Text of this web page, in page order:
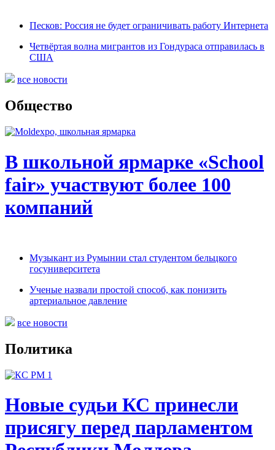
Песков: Россия не будет ограничивать работу Интернета
Четвёртая волна мигрантов из Гондураса отправилась в
США
все новости
Общество
В школьной ярмарке «School
fair» участвуют более 100
компаний
Музыкант из Румынии стал студентом бельцкого
госуниверситета
Ученые назвали простой способ, как понизить
артериальное давление
все новости
Политика
Новые судьи КС принесли
присягу перед парламентом